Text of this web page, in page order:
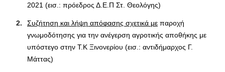
2021 (εισ.: πρόεδρος Δ.Ε.Π Στ. Θεολόγης)
Συζήτηση και λήψη απόφασης σχετικά με παροχή
γνωμοδότησης για την ανέγερση αγροτικής αποθήκης με
υπόστεγο στην Τ.Κ Ξινονερίου (εισ.: αντιδήμαρχος Γ.
Μάττας)